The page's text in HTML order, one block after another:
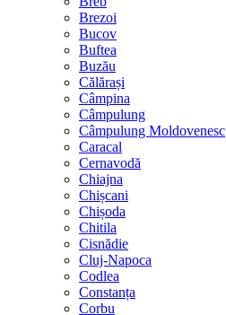
Brezoi
Bucov
Buftea
Buzău
Călărași
Câmpina
Câmpulung
Câmpulung Moldovenesc
Caracal
Cernavodă
Chiajna
Chișcani
Chișoda
Chitila
Cisnădie
Cluj-Napoca
Codlea
Constanța
Corbu